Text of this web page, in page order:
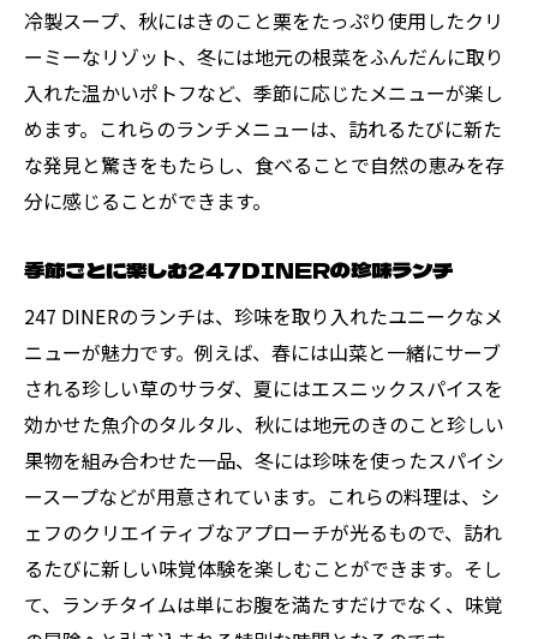
冷製スープ、秋にはきのこと栗をたっぷり使用したクリ
ーミーなリゾット、冬には地元の根菜をふんだんに取り
入れた温かいポトフなど、季節に応じたメニューが楽し
めます。これらのランチメニューは、訪れるたびに新た
な発見と驚きをもたらし、食べることで自然の恵みを存
分に感じることができます。
季節ごとに楽しむ247DINERの珍味ランチ
247 DINERのランチは、珍味を取り入れたユニークなメ
ニューが魅力です。例えば、春には山菜と一緒にサーブ
される珍しい草のサラダ、夏にはエスニックスパイスを
効かせた魚介のタルタル、秋には地元のきのこと珍しい
果物を組み合わせた一品、冬には珍味を使ったスパイシ
ースープなどが用意されています。これらの料理は、シ
ェフのクリエイティブなアプローチが光るもので、訪れ
るたびに新しい味覚体験を楽しむことができます。そし
て、ランチタイムは単にお腹を満たすだけでなく、味覚